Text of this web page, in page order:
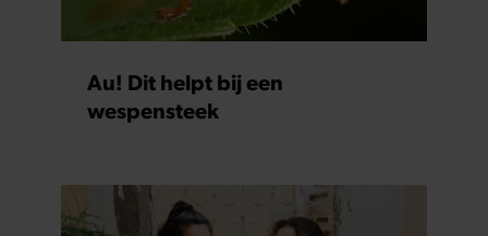
Au! Dit helpt bij een
wespensteek